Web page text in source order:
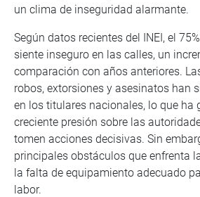
un clima de inseguridad alarmante.
Según datos recientes del INEI, el
siente inseguro en las calles, un
comparación con años anteriores.
robos, extorsiones y asesinatos han
en los titulares nacionales, lo que ha
creciente presión sobre las
tomen acciones decisivas. Sin
principales obstáculos que enfrenta
la falta de equipamiento adecuado
labor.